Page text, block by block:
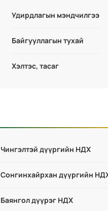
Удирдлагын мэндчилгээ
Байгууллагын тухай
Хэлтэс, тасаг
Чингэлтэй дүүргийн НДХ
Сонгинхайрхан дүүргийн
Баянгол дүүрэг НДХ